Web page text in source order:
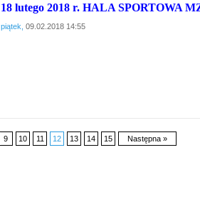
18 lutego 2018 r. HALA SPORTOWA
piątek, 09.02.2018 14:55
9 10 11 12 13 14 15 Następna »